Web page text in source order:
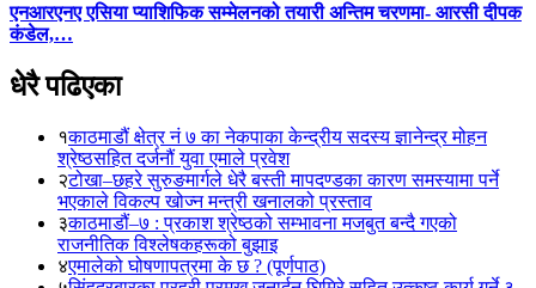
एनआरएनए एसिया प्याशिफिक सम्मेलनको तयारी अन्तिम चरणमा- आरसी दीपक
कंडेल,…
धेरै पढिएका
१काठमाडौं क्षेत्र नं ७ का नेकपाका केन्द्रीय सदस्य ज्ञानेन्द्र मोहन
श्रेष्ठसहित दर्जनौं युवा एमाले प्रवेश
२टोखा–छहरे सुरुङमार्गले धेरै बस्ती मापदण्डका कारण समस्यामा पर्ने
भएकाले विकल्प खोज्न मन्त्री खनालको प्रस्ताव
३काठमाडौं–७ : प्रकाश श्रेष्ठको सम्भावना मजबुत बन्दै गएको
राजनीतिक विश्लेषकहरूको बुझाइ
४एमालेको घोषणापत्रमा के छ ? (पूर्णपाठ)